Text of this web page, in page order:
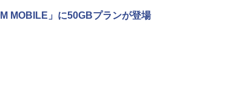
MOBILE」に50GBプランが登場